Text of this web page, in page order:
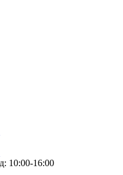
10:00-16:00